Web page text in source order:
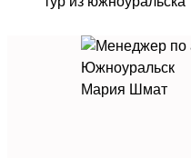
Мария Шмат